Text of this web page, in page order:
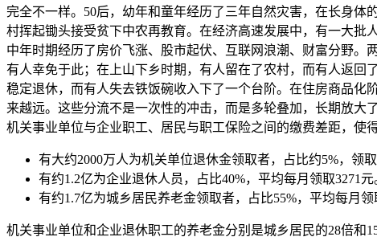
完全不一样。50后，幼年和童年经历了三年自然灾害，在长身
村挥起锄头接受贫下中农再教育。在经济高速发展中，有一大批
中年时期经历了房价飞涨、股市起伏、互联网浪潮、财富分野。
有人幸免于此；在上山下乡时期，有人留在了农村，而有人返
稳定退休，而有人失去铁饭碗收入下了一个台阶。在住房商品化
来越远。这些分流不是一次性的冲击，而是多轮叠加，长期放大
机关事业单位与企业职工、居民与职工保险之间的缴费差距，使
有大约2000万人为机关单位退休金领取者，占比约5%，领取
有约1.2亿为企业退休人员，占比40%，平均每月领取3271元
有约1.7亿为城乡居民养老金领取者，占比55%，平均每月领
机关事业单位和企业退休职工的养老金分别是城乡居民的28倍